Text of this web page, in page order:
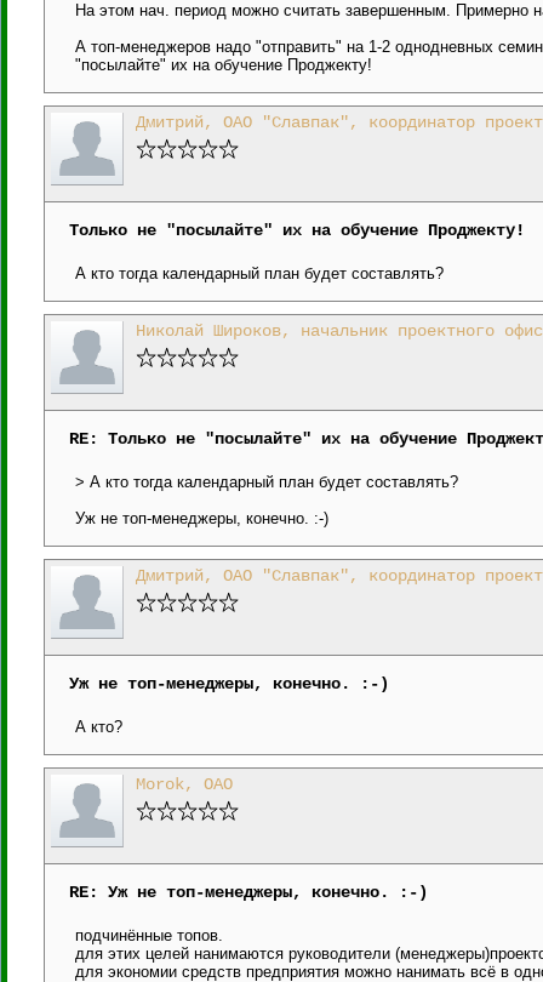
На этом нач. период можно считать завершенным. Примерно
А топ-менеджеров надо "отправить" на 1-2 однодневных
"посылайте" их на обучение Проджекту!
Дмитрий, ОАО "Славпак", координатор
Только не "посылайте" их на обучение Проджекту!
А кто тогда календарный план будет составлять?
Николай Широков, начальник проектного
RE: Только не "посылайте" их на обучение
> А кто тогда календарный план будет составлять?
Уж не топ-менеджеры, конечно. :-)
Дмитрий, ОАО "Славпак", координатор
Уж не топ-менеджеры, конечно. :-)
А кто?
Morok, ОАО
RE: Уж не топ-менеджеры, конечно. :-)
подчинённые топов.
для этих целей нанимаются руководители
для экономии средств предприятия можно нанимать всё в